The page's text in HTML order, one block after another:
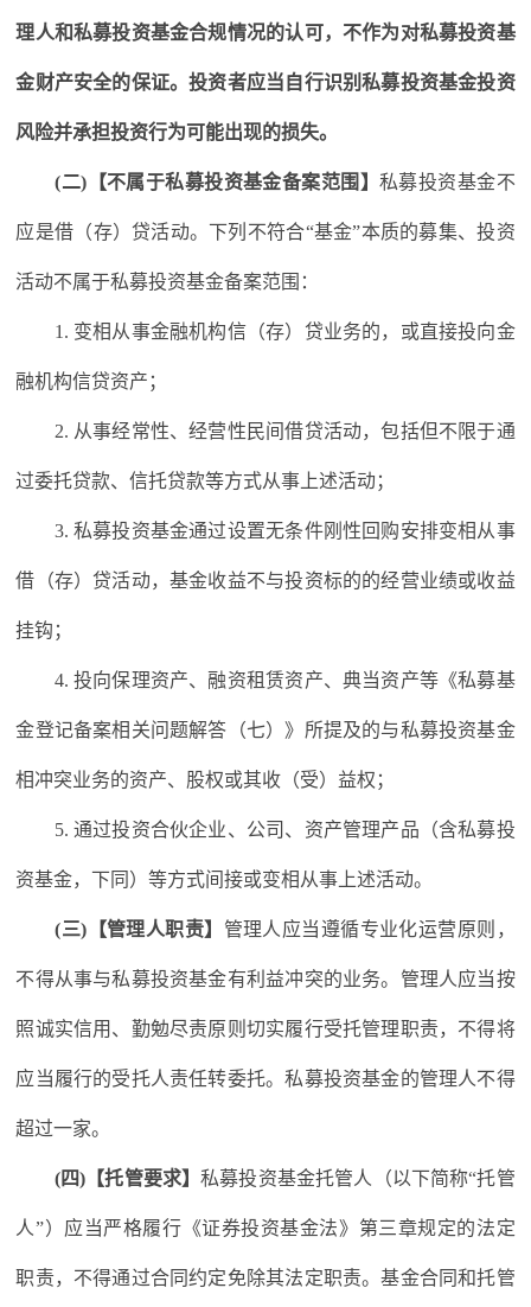
理人和私募投资基金合规情况的认可，不作为对私募投资基
金财产安全的保证。投资者应当自行识别私募投资基金投资
风险并承担投资行为可能出现的损失。
(二)【不属于私募投资基金备案范围】 私募投资基金不
应是借（存）贷活动。下列不符合“基金”本质的募集、投资
活动不属于私募投资基金备案范围：
1. 变相从事金融机构信（存）贷业务的，或直接投向金
融机构信贷资产；
2. 从事经常性、经营性民间借贷活动，包括但不限于通
过委托贷款、信托贷款等方式从事上述活动；
3. 私募投资基金通过设置无条件刚性回购安排变相从事
借（存）贷活动，基金收益不与投资标的的经营业绩或收益
挂钩；
4. 投向保理资产、融资租赁资产、典当资产等《私募基
金登记备案相关问题解答（七）》所提及的与私募投资基金
相冲突业务的资产、股权或其收（受）益权；
5. 通过投资合伙企业、公司、资产管理产品（含私募投
资基金，下同）等方式间接或变相从事上述活动。
(三)【管理人职责】 管理人应当遵循专业化运营原则，
不得从事与私募投资基金有利益冲突的业务。管理人应当按
照诚实信用、勤勉尽责原则切实履行受托管理职责，不得将
应当履行的受托人责任转委托。私募投资基金的管理人不得
超过一家。
(四)【托管要求】私募投资基金托管人（以下简称“托管
人”）应当严格履行《证券投资基金法》第三章规定的法定
职责，不得通过合同约定免除其法定职责。基金合同和托管